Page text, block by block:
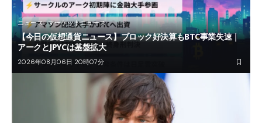
ニュース マーケットニュース
【今日の仮想通貨ニュース】ブロック好決算もBTC事業失速｜
アークとJPYCは基盤拡大
2026年08月06日 20時07分